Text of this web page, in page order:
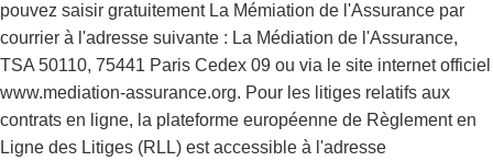
pouvez saisir gratuitement La Mémiation de l'Assurance par
courrier à l'adresse suivante : La Médiation de l'Assurance,
TSA 50110, 75441 Paris Cedex 09 ou via le site internet officiel
www.mediation-assurance.org. Pour les litiges relatifs aux
contrats en ligne, la plateforme européenne de Règlement en
Ligne des Litiges (RLL) est accessible à l'adresse